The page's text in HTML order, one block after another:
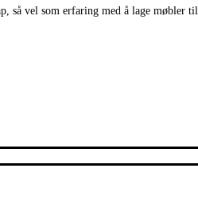
så vel som erfaring med å lage møbler